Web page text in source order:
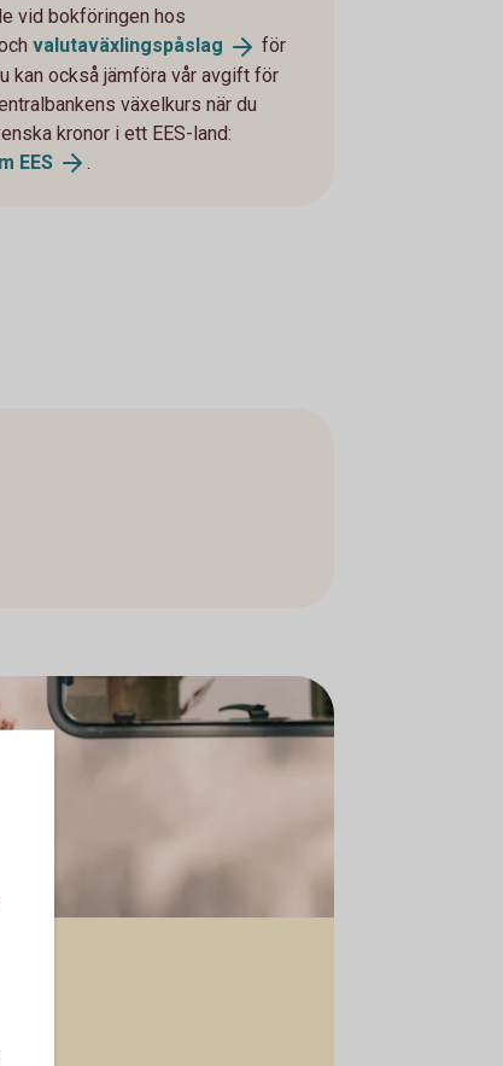
vid bokföringen hos
valutaväxlingspåslag
för
kan också jämföra vår avgift för
växelkurs när du
kronor i ett EES-land:
EES